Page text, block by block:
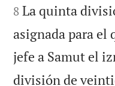
8 La quinta
asignada para el
jefe a Samut el
división de